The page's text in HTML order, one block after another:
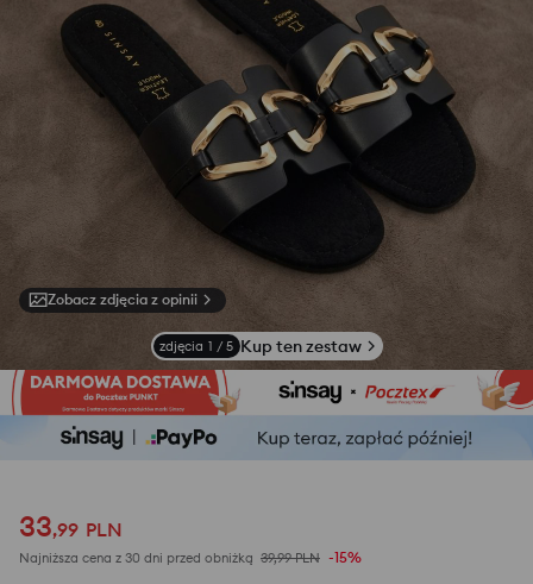
Zobacz zdjęcia z opinii
zdjęcia 1 / 5 Kup ten zestaw
33,99 PLN
Najniższa cena z 30 dni przed obniżką 39,99 PLN -15%